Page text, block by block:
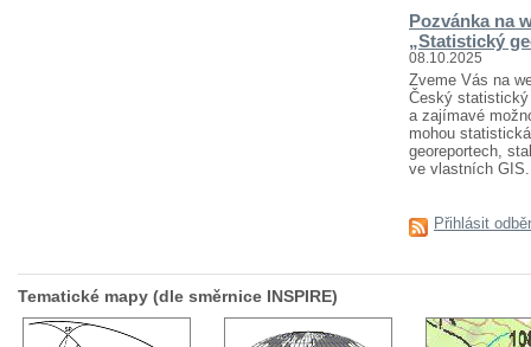
Pozvánka na
„Statistický
08.10.2025
Zveme Vás na
Český
a zajímavé
mohou
georeportech,
ve vlastních
Přihlásit
Tematické mapy (dle směrnice INSPIRE)